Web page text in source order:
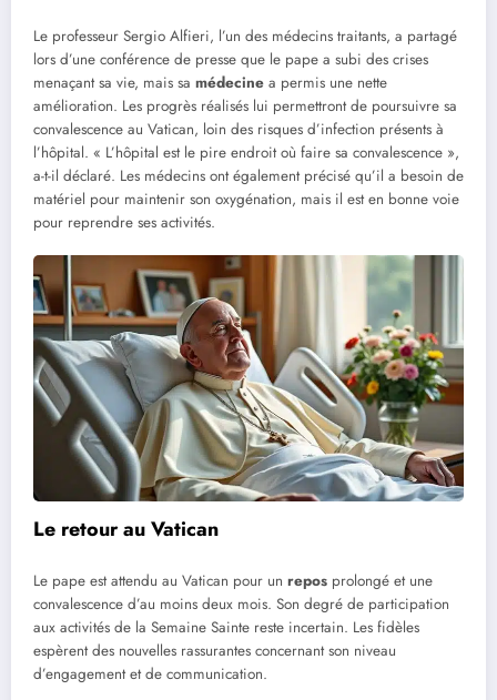
Le professeur Sergio Alfieri, l’un des médecins traitants, a partagé
lors d’une conférence de presse que le pape a subi des crises
menaçant sa vie, mais sa médecine a permis une nette
amélioration. Les progrès réalisés lui permettront de poursuivre sa
convalescence au Vatican, loin des risques d’infection présents à
l’hôpital. « L’hôpital est le pire endroit où faire sa convalescence »,
a-t-il déclaré. Les médecins ont également précisé qu’il a besoin de
matériel pour maintenir son oxygénation, mais il est en bonne voie
pour reprendre ses activités.
Le retour au Vatican
Le pape est attendu au Vatican pour un repos prolongé et une
convalescence d’au moins deux mois. Son degré de participation
aux activités de la Semaine Sainte reste incertain. Les fidèles
espèrent des nouvelles rassurantes concernant son niveau
d’engagement et de communication.